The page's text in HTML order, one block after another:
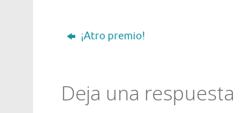
¡Atro premio!
Deja una respuesta